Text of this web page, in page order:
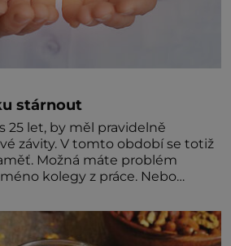
stárnout
25 let, by měl pravidelně
závity. V tomto období se totiž
Možná máte problém
kolegy z práce. Nebo
to opravdu tak, s věkem jako
stávkovat. Cvičte